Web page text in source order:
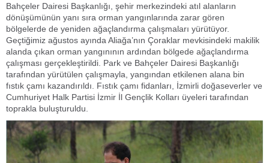
Bahçeler Dairesi Başkanlığı, şehir merkezindeki atıl alanların
dönüşümünün yanı sıra orman yangınlarında zarar gören
bölgelerde de yeniden ağaçlandırma çalışmaları yürütüyor.
Geçtiğimiz ağustos ayında Aliağa’nın Çoraklar mevkisindeki makilik
alanda çıkan orman yangınının ardından bölgede ağaçlandırma
çalışması gerçekleştirildi. Park ve Bahçeler Dairesi Başkanlığı
tarafından yürütülen çalışmayla, yangından etkilenen alana bin
fıstık çamı kazandırıldı. Fıstık çamı fidanları, İzmirli doğaseverler ve
Cumhuriyet Halk Partisi İzmir İl Gençlik Kolları üyeleri tarafından
toprakla buluşturuldu.